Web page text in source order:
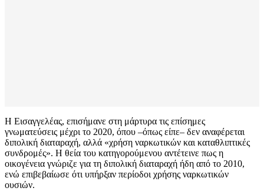
Η Εισαγγελέας, επισήμανε στη μάρτυρα τις επίσημες
γνωματεύσεις μέχρι το 2020, όπου –όπως είπε– δεν αναφέρεται
διπολική διαταραχή, αλλά «χρήση ναρκωτικών και καταθλιπτικές
συνδρομές». Η θεία του κατηγορούμενου αντέτεινε πως η
οικογένεια γνώριζε για τη διπολική διαταραχή ήδη από το 2010,
ενώ επιβεβαίωσε ότι υπήρξαν περίοδοι χρήσης ναρκωτικών
ουσιών.